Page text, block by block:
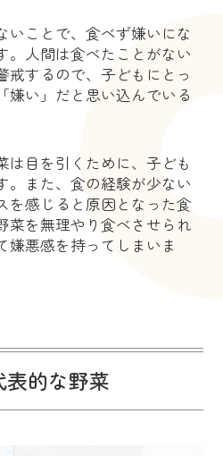
いことで、食べず嫌いにな
。人間は食べたことがない
戒するので、子どもにとっ
嫌い」だと思い込んでいる
は目を引くために、子ども
。また、食の経験が少ない
を感じると原因となった食
菜を無理やり食べさせられ
嫌悪感を持ってしまいま
的な野菜